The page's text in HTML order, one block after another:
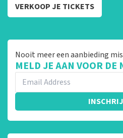
VERKOOP JE TICKETS
Nooit meer een aanbieding
MELD JE AAN VOOR DE